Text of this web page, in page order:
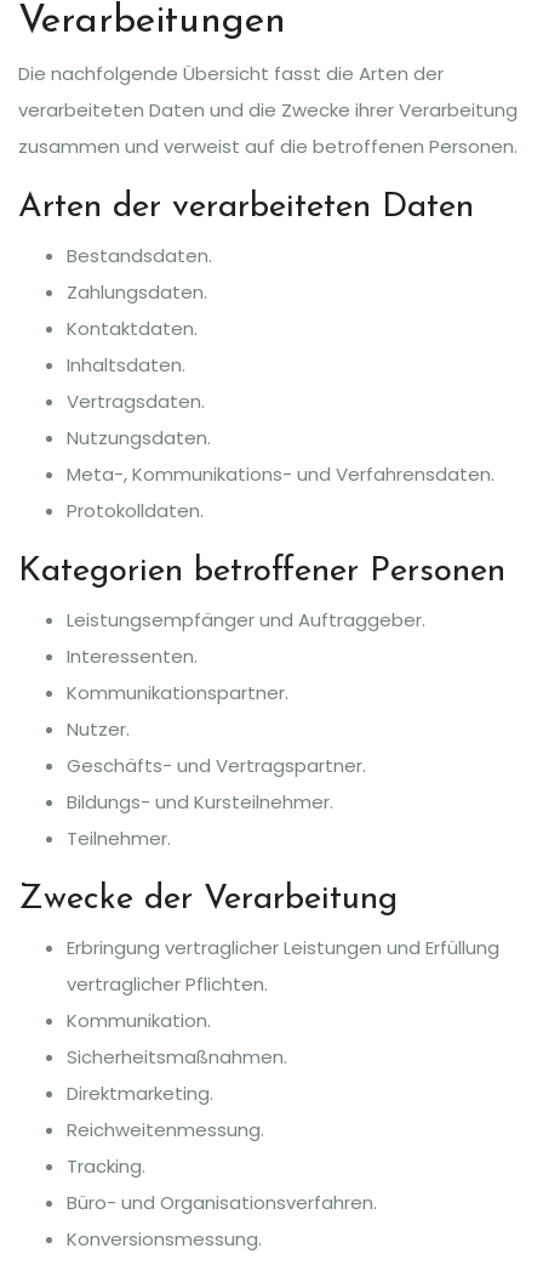
Verarbeitungen
Die nachfolgende Übersicht fasst die Arten der
verarbeiteten Daten und die Zwecke ihrer Verarbeitung
zusammen und verweist auf die betroffenen Personen.
Arten der verarbeiteten Daten
Bestandsdaten.
Zahlungsdaten.
Kontaktdaten.
Inhaltsdaten.
Vertragsdaten.
Nutzungsdaten.
Meta-, Kommunikations- und Verfahrensdaten.
Protokolldaten.
Kategorien betroffener Personen
Leistungsempfänger und Auftraggeber.
Interessenten.
Kommunikationspartner.
Nutzer.
Geschäfts- und Vertragspartner.
Bildungs- und Kursteilnehmer.
Teilnehmer.
Zwecke der Verarbeitung
Erbringung vertraglicher Leistungen und Erfüllung
vertraglicher Pflichten.
Kommunikation.
Sicherheitsmaßnahmen.
Direktmarketing.
Reichweitenmessung.
Tracking.
Büro- und Organisationsverfahren.
Konversionsmessung.